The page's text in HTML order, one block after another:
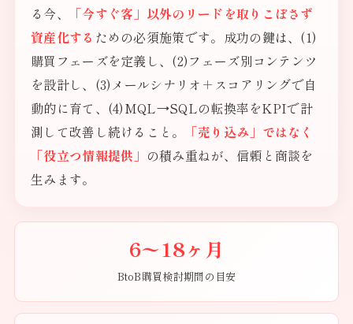
る今、
「今すぐ客」以外のリードを取りこぼさず
資産化する ための必須施策です。成功の鍵は、(1)
購買フェーズを定義し、(2)フェーズ別コンテンツ
を設計し、(3)メールシナリオ＋スコアリングで自
動的に育て、(4)MQL→SQLの転換率をKPIで計
測して改善し続けること。
「売り込み」ではなく
「役立つ情報提供」 の積み重ねが、信頼と商談を
生みます。
6〜18ヶ月
BtoB購買検討期間の目安